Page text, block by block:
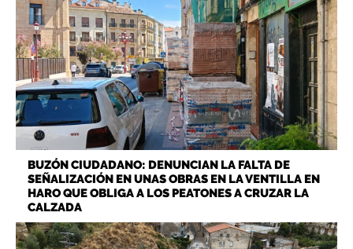
BUZÓN CIUDADANO: DENUNCIAN LA FALTA DE
SEÑALIZACIÓN EN UNAS OBRAS EN LA VENTILLA EN
HARO QUE OBLIGA A LOS PEATONES A CRUZAR LA
CALZADA